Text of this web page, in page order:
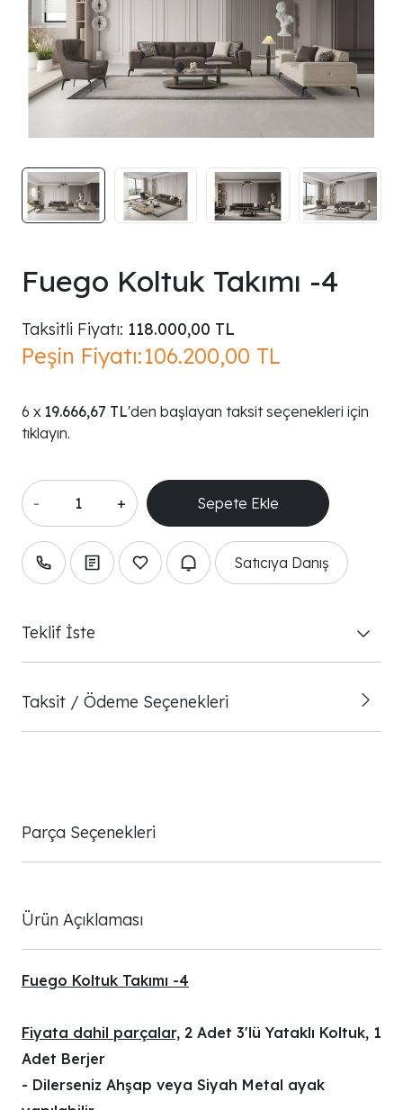
Fuego Koltuk Takımı -4
Taksitli Fiyatı: 118.000,00 TL
Peşin Fiyatı:106.200,00 TL
19.666,67 TL'den başlayan taksit seçenekleri için
tıklayın.
- +
Satıcıya Danış
Teklif İste
Taksit / Ödeme Seçenekleri
Parça Seçenekleri
Ürün Açıklaması
Fuego Koltuk Takımı -4
Fiyata dahil parçalar, 2 Adet 3'lü Yataklı Koltuk, 1
Adet Berjer
- Dilerseniz Ahşap veya Siyah Metal ayak